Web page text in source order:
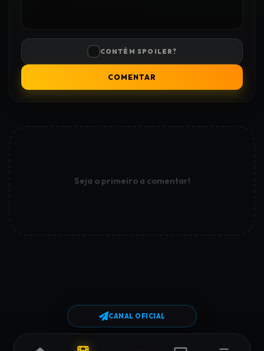
CONTÉM SPOILER?
COMENTAR
Seja o primeiro a comentar!
CANAL OFICIAL